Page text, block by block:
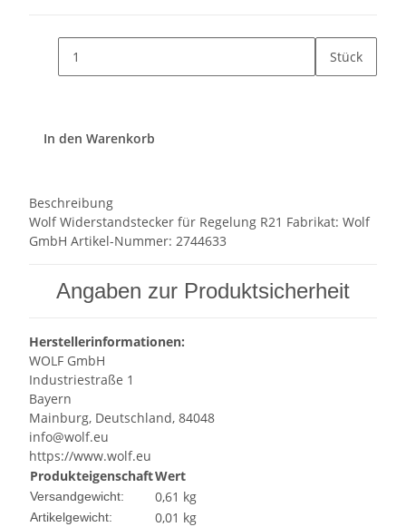
Stück
In den Warenkorb
Beschreibung
Wolf Widerstandstecker für Regelung R21 Fabrikat: Wolf
GmbH Artikel-Nummer: 2744633
Angaben zur Produktsicherheit
Herstellerinformationen:
WOLF GmbH
Industriestraße 1
Bayern
Mainburg, Deutschland, 84048
info@wolf.eu
https://www.wolf.eu
ProdukteigenschaftWert
Versandgewicht: 0,61 kg
Artikelgewicht: 0,01 kg